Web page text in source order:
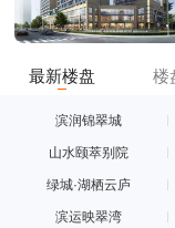
最新楼盘 楼
滨润锦翠城
山水颐萃别院
绿城·湖栖云庐
滨运映翠湾